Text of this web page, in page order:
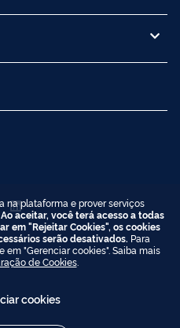
na plataforma e prover serviços
Ao aceitar, você terá acesso a todas
em "Rejeitar Cookies", os cookies
serão desativados. Para
em "Gerenciar cookies". Saiba mais
de Cookies.
cookies